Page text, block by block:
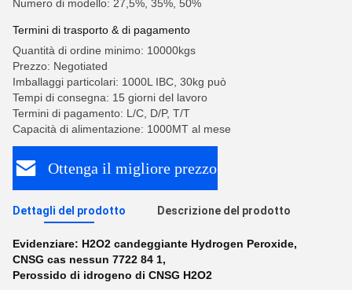
Numero di modello: 27,5%, 35%, 50%
Termini di trasporto & di pagamento
Quantità di ordine minimo: 10000kgs
Prezzo: Negotiated
Imballaggi particolari: 1000L IBC, 30kg può
Tempi di consegna: 15 giorni del lavoro
Termini di pagamento: L/C, D/P, T/T
Capacità di alimentazione: 1000MT al mese
Ottenga il migliore prezzo
Dettagli del prodotto Descrizione del prodotto
Evidenziare: H2O2 candeggiante Hydrogen Peroxide,
CNSG cas nessun 7722 84 1,
Perossido di idrogeno di CNSG H2O2